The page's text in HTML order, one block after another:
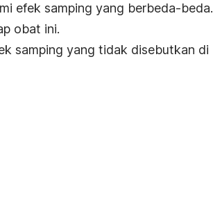
efek samping yang berbeda-beda.
obat ini.
samping yang tidak disebutkan di